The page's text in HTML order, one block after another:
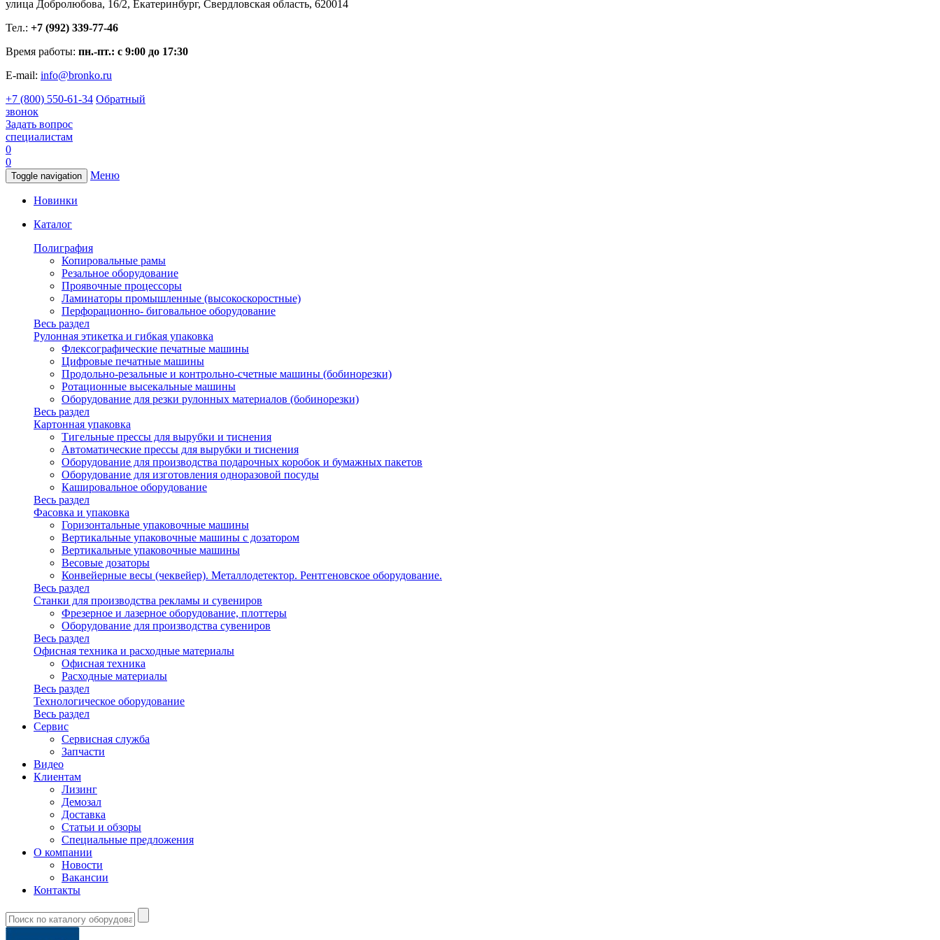
улица Добролюбова, 16/2, Екатеринбург, Свердловская область, 620014
Тел.: +7 (992) 339-77-46
Время работы: пн.-пт.: с 9:00 до 17:30
E-mail: info@bronko.ru
+7 (800) 550-61-34 Обратный
звонок
Задать вопрос
специалистам
0
0
Toggle navigation Меню
Новинки
Каталог
Полиграфия
Копировальные рамы
Резальное оборудование
Проявочные процессоры
Ламинаторы промышленные (высокоскоростные)
Перфорационно- биговальное оборудование
Весь раздел
Рулонная этикетка и гибкая упаковка
Флексографические печатные машины
Цифровые печатные машины
Продольно-резальные и контрольно-счетные машины (бобинорезки)
Ротационные высекальные машины
Оборудование для резки рулонных материалов (бобинорезки)
Весь раздел
Картонная упаковка
Тигельные прессы для вырубки и тиснения
Автоматические прессы для вырубки и тиснения
Оборудование для производства подарочных коробок и бумажных пакетов
Оборудование для изготовления одноразовой посуды
Кашировальное оборудование
Весь раздел
Фасовка и упаковка
Горизонтальные упаковочные машины
Вертикальные упаковочные машины с дозатором
Вертикальные упаковочные машины
Весовые дозаторы
Конвейерные весы (чеквейер). Металлодетектор. Рентгеновское оборудование.
Весь раздел
Станки для производства рекламы и сувениров
Фрезерное и лазерное оборудование, плоттеры
Оборудование для производства сувениров
Весь раздел
Офисная техника и расходные материалы
Офисная техника
Расходные материалы
Весь раздел
Технологическое оборудование
Весь раздел
Сервис
Сервисная служба
Запчасти
Видео
Клиентам
Лизинг
Демозал
Доставка
Статьи и обзоры
Специальные предложения
О компании
Новости
Вакансии
Контакты